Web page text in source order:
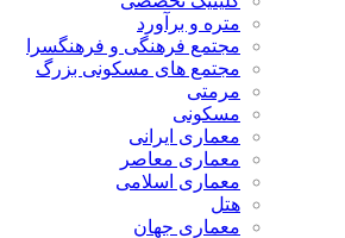
متره و برآورد
مجتمع فرهنگی و فرهنگسرا
مجتمع های مسکونی بزرگ
مرمتی
مسکونی
معماری ایرانی
معماری معاصر
معماری اسلامی
هتل
معماری جهان